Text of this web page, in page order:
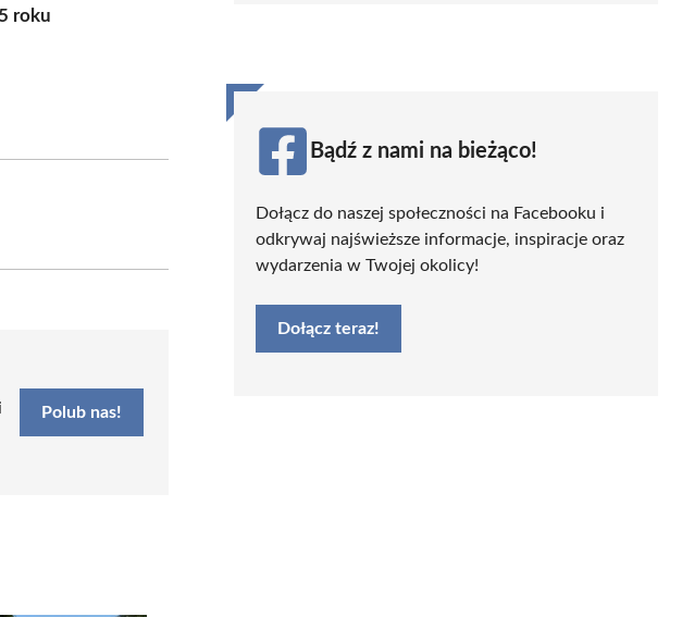
roku
Polub nas!
Bądź z nami na bieżąco!
Dołącz do naszej społeczności na Facebooku i
odkrywaj najświeższe informacje, inspiracje oraz
wydarzenia w Twojej okolicy!
Dołącz teraz!